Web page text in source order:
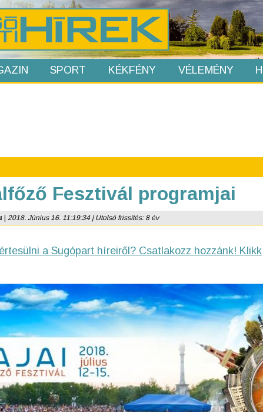
SPORT KÉKFÉNY VÉLEMÉNY
Fesztivál programjai
2018. Június 16. 11:19:34 | Utolsó frissítés: 8 év
a Sugópart híreiről? Csatlakozz hozzánk!